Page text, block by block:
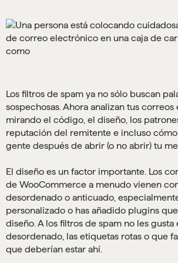
Los filtros de spam ya no sólo buscan
sospechosas. Ahora analizan tus
mirando el código, el diseño, los
reputación del remitente e incluso
gente después de abrir (o no abrir) tu
El diseño es un factor importante. Los
de WooCommerce a menudo vienen
desordenado o anticuado,
personalizado o has añadido plugins
diseño. A los filtros de spam no les gusta
desordenado, las etiquetas rotas o que
que deberían estar ahí.